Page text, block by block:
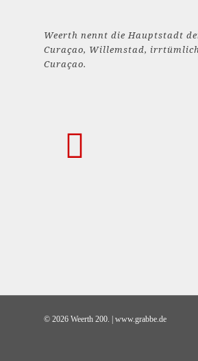
Weerth nennt die Hauptstadt
Curaçao, Willemstad,
Curaçao.
© 2026 Weerth 200. | www.grabbe.de